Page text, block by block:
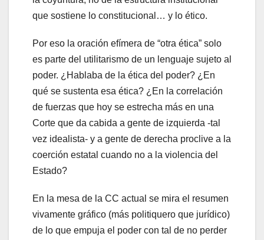
que sostiene lo constitucional… y lo ético.
Por eso la oración efímera de “otra ética” solo
es parte del utilitarismo de un lenguaje sujeto al
poder. ¿Hablaba de la ética del poder? ¿En
qué se sustenta esa ética? ¿En la correlación
de fuerzas que hoy se estrecha más en una
Corte que da cabida a gente de izquierda -tal
vez idealista- y a gente de derecha proclive a la
coerción estatal cuando no a la violencia del
Estado?
En la mesa de la CC actual se mira el resumen
vivamente gráfico (más politiquero que jurídico)
de lo que empuja el poder con tal de no perder